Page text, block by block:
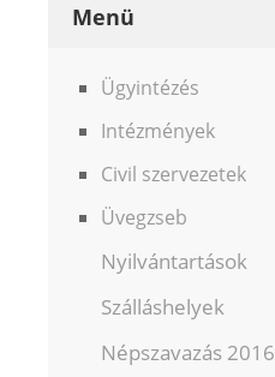
Menü
Ügyintézés
Intézmények
Civil szervezetek
Üvegzseb
Nyilvántartások
Szálláshelyek
Népszavazás 2016